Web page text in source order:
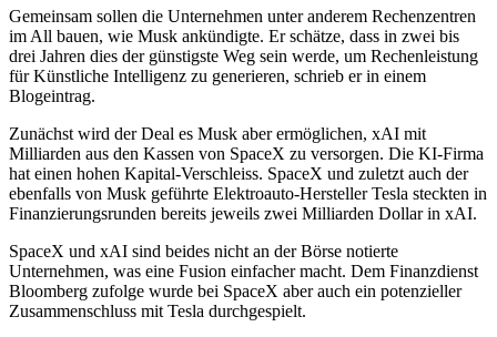
Gemeinsam sollen die Unternehmen unter anderem Rechenzentren
im All bauen, wie Musk ankündigte. Er schätze, dass in zwei bis
drei Jahren dies der günstigste Weg sein werde, um Rechenleistung
für Künstliche Intelligenz zu generieren, schrieb er in einem
Blogeintrag.
Zunächst wird der Deal es Musk aber ermöglichen, xAI mit
Milliarden aus den Kassen von SpaceX zu versorgen. Die KI-Firma
hat einen hohen Kapital-Verschleiss. SpaceX und zuletzt auch der
ebenfalls von Musk geführte Elektroauto-Hersteller Tesla steckten in
Finanzierungsrunden bereits jeweils zwei Milliarden Dollar in xAI.
SpaceX und xAI sind beides nicht an der Börse notierte
Unternehmen, was eine Fusion einfacher macht. Dem Finanzdienst
Bloomberg zufolge wurde bei SpaceX aber auch ein potenzieller
Zusammenschluss mit Tesla durchgespielt.